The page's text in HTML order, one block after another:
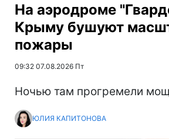
На аэродроме
Крыму бушуют
пожары
09:32 07.08.2026 Пт
Ночью там прогремели
ЮЛИЯ КАПИТОНОВА